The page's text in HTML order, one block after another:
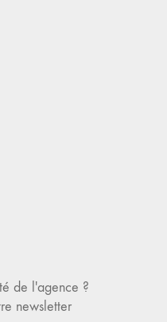
de l'agence ?
newsletter